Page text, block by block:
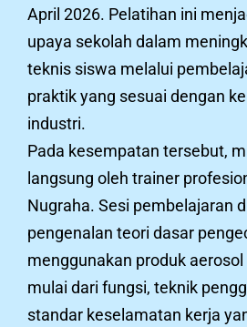
April 2026. Pelatihan ini
upaya sekolah dalam
teknis siswa melalui
praktik yang sesuai dengan
industri.
Pada kesempatan tersebut,
langsung oleh trainer
Nugraha. Sesi pembelajaran
pengenalan teori dasar
menggunakan produk aerosol
mulai dari fungsi, teknik
standar keselamatan kerja